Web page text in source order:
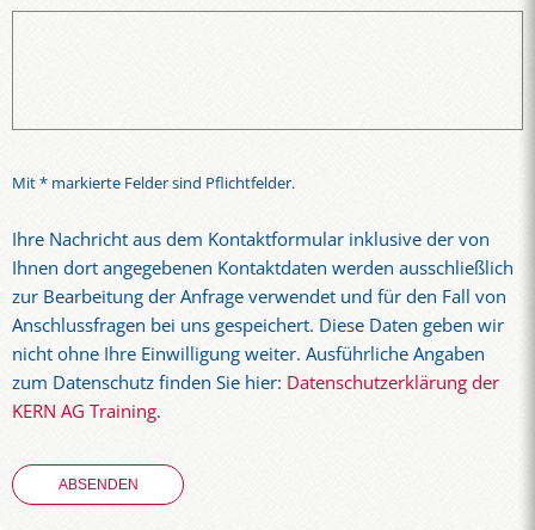
Mit * markierte Felder sind Pflichtfelder.
Ihre Nachricht aus dem Kontaktformular inklusive der von
Ihnen dort angegebenen Kontaktdaten werden ausschließlich
zur Bearbeitung der Anfrage verwendet und für den Fall von
Anschlussfragen bei uns gespeichert. Diese Daten geben wir
nicht ohne Ihre Einwilligung weiter. Ausführliche Angaben
zum Datenschutz finden Sie hier: Datenschutzerklärung der
KERN AG Training.